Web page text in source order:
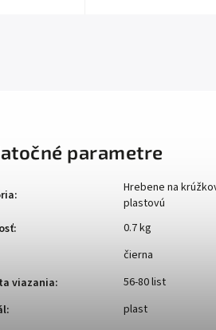
parametre
:
Hrebene na
plastovú
:
0.7 kg
čierna
viazania:
56-80 list
:
plast